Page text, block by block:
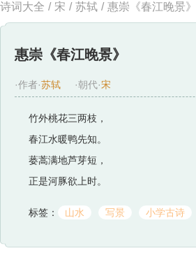
诗词大全 / 宋 / 苏轼 / 惠崇《春江晚景》
惠崇《春江晚景》
·作者·苏轼 ·朝代·宋
竹外桃花三两枝，
春江水暖鸭先知。
蒌蒿满地芦芽短，
正是河豚欲上时。
标签： 山水 写景 小学古诗